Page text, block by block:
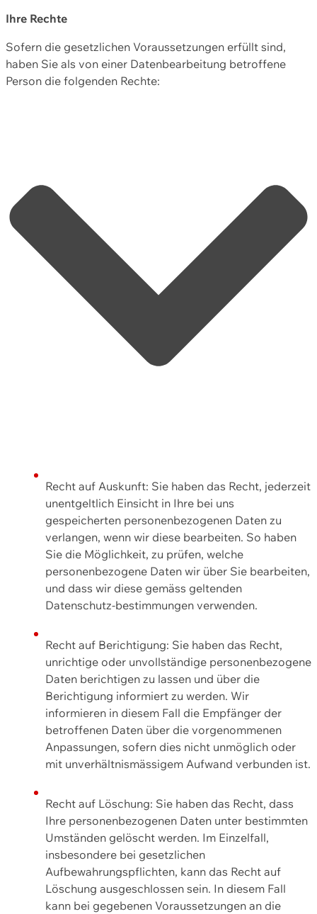
Ihre Rechte
Sofern die gesetzlichen Voraussetzungen erfüllt sind,
haben Sie als von einer Datenbearbeitung betroffene
Person die folgenden Rechte:
Recht auf Auskunft: Sie haben das Recht, jederzeit
unentgeltlich Einsicht in Ihre bei uns
gespeicherten personenbezogenen Daten zu
verlangen, wenn wir diese bearbeiten. So haben
Sie die Möglichkeit, zu prüfen, welche
personenbezogene Daten wir über Sie bearbeiten,
und dass wir diese gemäss geltenden
Datenschutz-bestimmungen verwenden.
Recht auf Berichtigung: Sie haben das Recht,
unrichtige oder unvollständige personenbezogene
Daten berichtigen zu lassen und über die
Berichtigung informiert zu werden. Wir
informieren in diesem Fall die Empfänger der
betroffenen Daten über die vorgenommenen
Anpassungen, sofern dies nicht unmöglich oder
mit unverhältnismässigem Aufwand verbunden ist.
Recht auf Löschung: Sie haben das Recht, dass
Ihre personenbezogenen Daten unter bestimmten
Umständen gelöscht werden. Im Einzelfall,
insbesondere bei gesetzlichen
Aufbewahrungspflichten, kann das Recht auf
Löschung ausgeschlossen sein. In diesem Fall
kann bei gegebenen Voraussetzungen an die